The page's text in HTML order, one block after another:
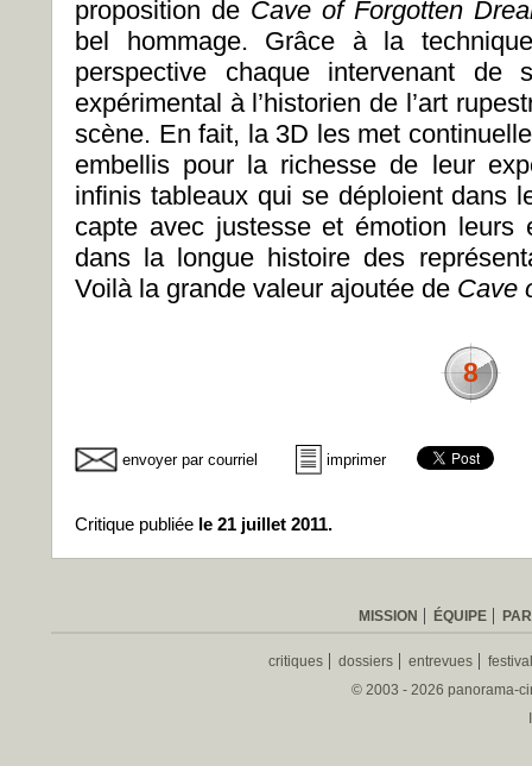
proposition de Cave of Forgotten
bel hommage. Grâce à la
perspective chaque intervenant de
expérimental à l’historien de l’art
scène. En fait, la 3D les met
embellis pour la richesse de leur
infinis tableaux qui se déploient dans
capte avec justesse et émotion leurs
dans la longue histoire des
Voilà la grande valeur ajoutée de Cave
8
envoyer par courriel imprimer
Critique publiée le 21 juillet 2011.
MISSION ÉQUIPE
critiques dossiers entrevues
© 2003 - 2026 panorama-